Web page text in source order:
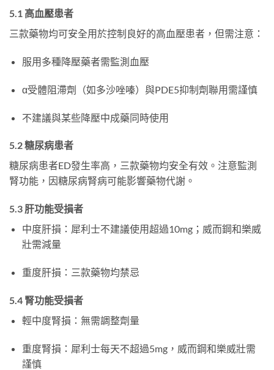
5.1 高血壓患者
三款藥物均可安全用於控制良好的高血壓患者，但需注意：
服用多種降壓藥者需監測血壓
α受體阻滯劑（如多沙唑嗪）與PDE5抑制劑聯用需謹慎
不建議與某些降壓中成藥同時使用
5.2 糖尿病患者
糖尿病患者ED發生率高，三款藥物均安全有效。注意監測
腎功能，因糖尿病腎病可能影響藥物代謝。
5.3 肝功能受損者
中度肝損：犀利士不建議使用超過10mg；威而鋼和樂威
壯需減量
重度肝損：三款藥物均禁忌
5.4 腎功能受損者
輕中度腎損：無需調整劑量
重度腎損：犀利士每天不超過5mg，威而鋼和樂威壯需
謹慎